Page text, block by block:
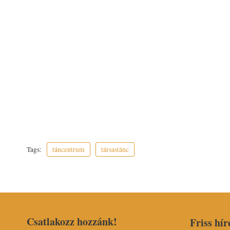
Tags: táncentrum társastánc
Csatlakozz hozzánk! Friss